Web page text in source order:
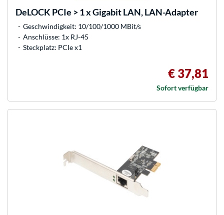
DeLOCKPCIe > 1 x Gigabit LAN, LAN-Adapter
Geschwindigkeit: 10/100/1000 MBit/s
Anschlüsse: 1x RJ-45
Steckplatz: PCIe x1
€ 37,81
Sofort verfügbar